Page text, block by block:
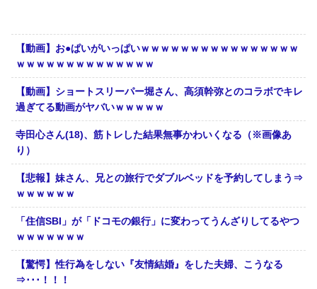
【動画】お●ぱいがいっぱいｗｗｗｗｗｗｗｗｗｗｗｗｗｗｗｗ
ｗｗｗｗｗｗｗｗｗｗｗｗｗｗ
【動画】ショートスリーパー堀さん、高須幹弥とのコラボでキレ
過ぎてる動画がヤバいｗｗｗｗｗ
寺田心さん(18)、筋トレした結果無事かわいくなる（※画像あ
り）
【悲報】妹さん、兄との旅行でダブルベッドを予約してしまう⇒
ｗｗｗｗｗｗ
「住信SBI」が「ドコモの銀行」に変わってうんざりしてるやつ
ｗｗｗｗｗｗｗ
【驚愕】性行為をしない『友情結婚』をした夫婦、こうなる
⇒･･･！！！